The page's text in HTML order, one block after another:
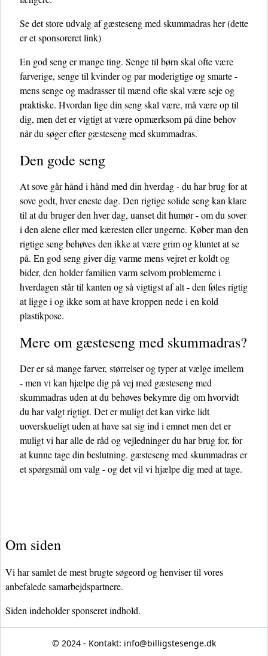
Se det store udvalg af gæsteseng med skummadras her(dette
er et sponsoreret link)
En god seng er mange ting. Senge til børn skal ofte være
farverige, senge til kvinder og par moderigtige og smarte -
mens senge og madrasser til mænd ofte skal være seje og
praktiske. Hvordan lige din seng skal være, må være op til
dig, men det er vigtigt at være opmærksom på dine behov
når du søger efter gæsteseng med skummadras.
Den gode seng
At sove går hånd i hånd med din hverdag - du har brug for at
sove godt, hver eneste dag. Den rigtige solide seng kan klare
til at du bruger den hver dag, uanset dit humør - om du sover
i den alene eller med kæresten eller ungerne. Køber man den
rigtige seng behøves den ikke at være grim og kluntet at se
på. En god seng giver dig varme mens vejret er koldt og
bider, den holder familien varm selvom problemerne i
hverdagen står til kanten og så vigtigst af alt - den føles rigtig
at ligge i og ikke som at have kroppen nede i en kold
plastikpose.
Mere om gæsteseng med skummadras?
Der er så mange farver, størrelser og typer at vælge imellem
- men vi kan hjælpe dig på vej med gæsteseng med
skummadras uden at du behøves bekymre dig om hvorvidt
du har valgt rigtigt. Det er muligt det kan virke lidt
uoverskueligt uden at have sat sig ind i emnet men det er
muligt vi har alle de råd og vejledninger du har brug for, for
at kunne tage din beslutning. gæsteseng med skummadras er
et spørgsmål om valg - og det vil vi hjælpe dig med at tage.
Om siden
Vi har samlet de mest brugte søgeord og henviser til vores
anbefalede samarbejdspartnere.
Siden indeholder sponseret indhold.
© 2024 - Kontakt: info@billigstesenge.dk